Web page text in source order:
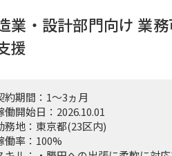
業・設計部門向け 業
援
約期間：1～3ヵ月
働開始日：2026.10.01
務地：東京都(23区内)
働率：100%